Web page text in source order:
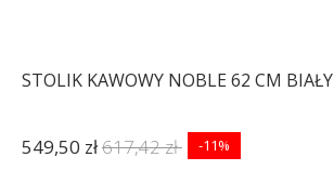
STOLIK KAWOWY NOBLE 62 CM BIAŁY
549,50 zł617,42 zł -11%